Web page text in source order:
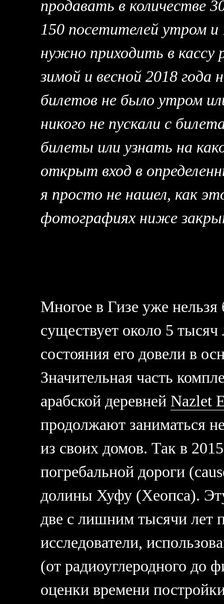
продавать в количестве
150 посетителей утром
нужно приходить в
зимой и весной 2018 года
билетов не было утром
никого не пускали с
билеты или узнать на
открыт вход в
я просто не нашел, как
фотографиях ниже
Многое в Гизе уже нельзя
существует около 5 тысяч
состояния его довели в
Значительная часть
арабской деревней Nazlet
продолжают заниматься
из своих домов. Так в
погребальной дороги
долины Хуфу (Хеопса).
две c лишним тысячи лет
исследователи,
(от радиоуглеродного до
оценки времени